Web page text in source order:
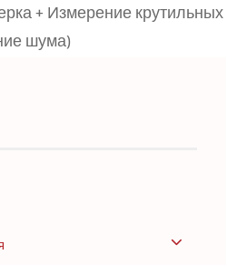
+ Измерение крутильных
шума)